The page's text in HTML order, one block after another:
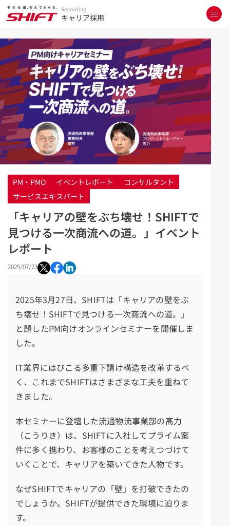
Recruiting
キャリア採用
PM・PMO イベントレポート
コンサルタント
サービスエキスパート
「キャリアの壁をぶち壊せ！SHIFTで
見つける一次商流への道。」イベント
レポート
2025/07/23
2025年3月27日、SHIFTは「キャリアの壁をぶ
ち壊せ！SHIFTで見つける一次商流への道。 」
と題したPM向けオンラインセミナーを開催しま
した。
IT業界にはびこる多重下請け構造を改革するべ
く、これまでSHIFTはさまざまな工夫を重ねて
きました。
本セミナーに登壇した流通物流事業部の髙力
（こうりき）は、SHIFTに入社してプライム案
件に多く携わり、お客様のことを考えつづけて
いくことで、キャリアを築いてきた人物です。
なぜSHIFTでキャリアの「壁」を打破できたの
でしょうか。SHIFTが提供できた環境に迫りま
す。